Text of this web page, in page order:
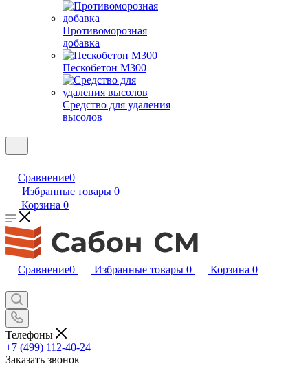
Противоморозная
добавка
Пескобетон М300
Средство для удаления
высолов
Сравнение0
Избранные товары 0
Корзина 0
Сравнение0 Избранные товары 0 Корзина 0
Телефоны
+7 (499) 112-40-24
Заказать звонок